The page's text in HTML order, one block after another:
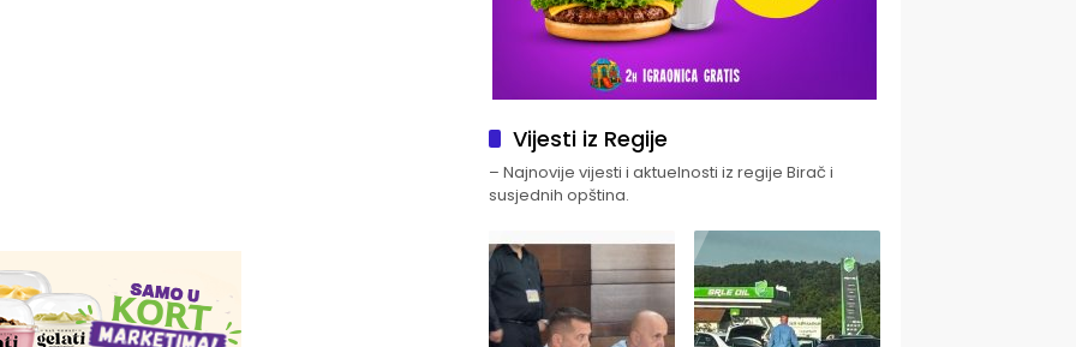
Vijesti iz Regije
– Najnovije vijesti i aktuelnosti iz regije Birač i
susjednih opština.